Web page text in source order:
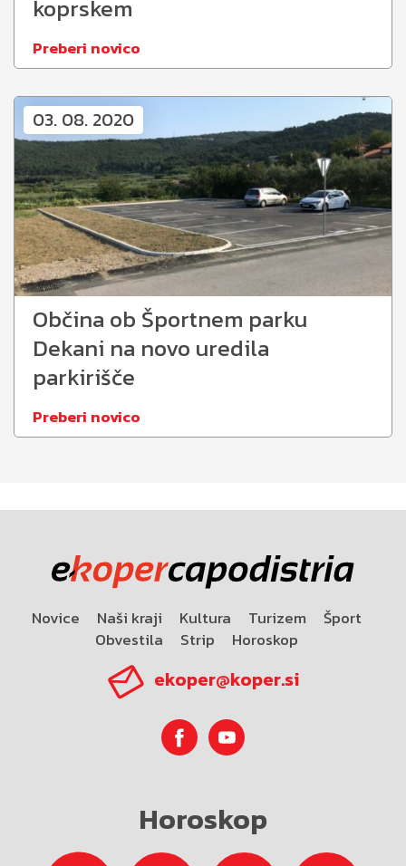
koprskem
Preberi novico
03. 08. 2020
Občina ob Športnem parku
Dekani na novo uredila
parkirišče
Preberi novico
Novice Naši kraji Kultura Turizem
Šport
Obvestila
Strip Horoskop
ekoper@koper.si
Horoskop